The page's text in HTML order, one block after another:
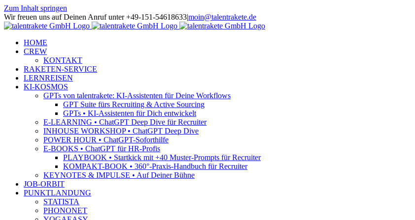
Zum Inhalt springen
Wir freuen uns auf Deinen Anruf unter +49-151-54618633|moin@talentrakete.de
HOME
CREW
KONTAKT
RAKETEN-SERVICE
LERNREISEN
KI-KOSMOS
GPTs von talentrakete: KI-Assistenten für Deine Workflows
GPT Suite fürs Recruiting & Active Sourcing
GPTs • KI-Assistenten für Dich entwickelt
E-LEARNING • ChatGPT Deep Dive für Recruiter
INHOUSE WORKSHOP • ChatGPT Deep Dive
POWER HOUR • ChatGPT-Soforthilfe
E-BOOKS • ChatGPT für HR-Profis
PLAYBOOK • Startkick mit +40 Muster-Prompts für Recruiter
KOMPAKT-BOOK • 360°-Praxis-Handbuch für Recruiter
KEYNOTES & IMPULSE • Auf Deiner Bühne
JOB-ORBIT
PUNKTLANDUNG
STATISTA
PHONONET